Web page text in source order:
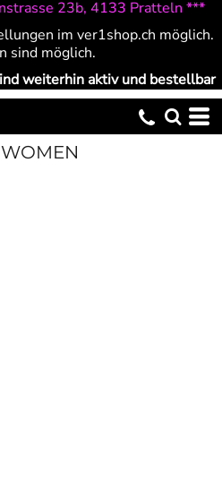
23b, 4133 Pratteln ***
im ver1shop.ch möglich.
sind möglich.
weiterhin aktiv und bestellbar